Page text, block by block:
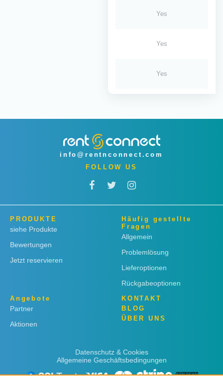
Yes
Yes
Yes
info@rentnconnect.com
FOLLOW US
PRODUKTE
siehe Produkte
Bewertungen
Jetzt reservieren
Häufig gestellte
Fragen
Allgemein
Problemlösung
Lieferoptionen
Rückgabeoptionen
Angebote
Partner
Aktionen
KONTAKT
BLOG
ÜBER UNS
Datenschutz & Cookies
Allgemeine Geschäftsbedingungen